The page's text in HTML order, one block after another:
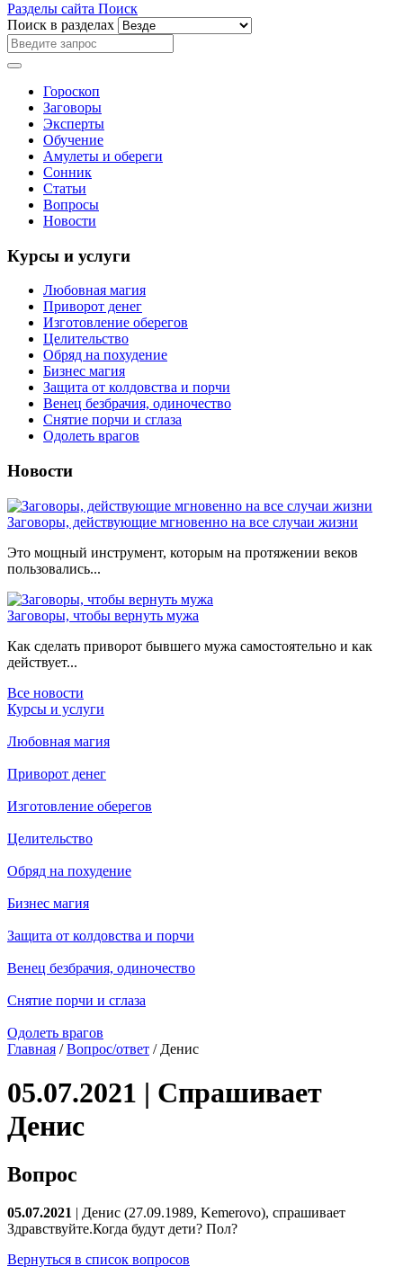
Разделы сайта Поиск
Поиск в разделах
Гороскоп
Заговоры
Эксперты
Обучение
Амулеты и обереги
Сонник
Статьи
Вопросы
Новости
Курсы и услуги
Любовная магия
Приворот денег
Изготовление оберегов
Целительство
Обряд на похудение
Бизнес магия
Защита от колдовства и порчи
Венец безбрачия, одиночество
Снятие порчи и сглаза
Одолеть врагов
Новости
Заговоры, действующие мгновенно на все случаи жизни
Это мощный инструмент, которым на протяжении веков
пользовались...
Заговоры, чтобы вернуть мужа
Как сделать приворот бывшего мужа самостоятельно и как
действует...
Все новости
Курсы и услуги
Любовная магия
Приворот денег
Изготовление оберегов
Целительство
Обряд на похудение
Бизнес магия
Защита от колдовства и порчи
Венец безбрачия, одиночество
Снятие порчи и сглаза
Одолеть врагов
Главная /Вопрос/ответ / Денис
05.07.2021 | Спрашивает
Денис
Вопрос
05.07.2021 | Денис (27.09.1989, Kemerovo), спрашивает
Здравствуйте.Когда будут дети? Пол?
Вернуться в список вопросов